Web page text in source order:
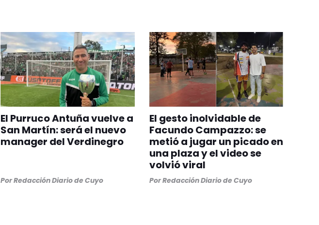
El Purruco Antuña vuelve a
San Martín: será el nuevo
manager del Verdinegro
PorRedacción Diario de Cuyo
El gesto inolvidable de
Facundo Campazzo: se
metió a jugar un picado en
una plaza y el video se
volvió viral
PorRedacción Diario de Cuyo